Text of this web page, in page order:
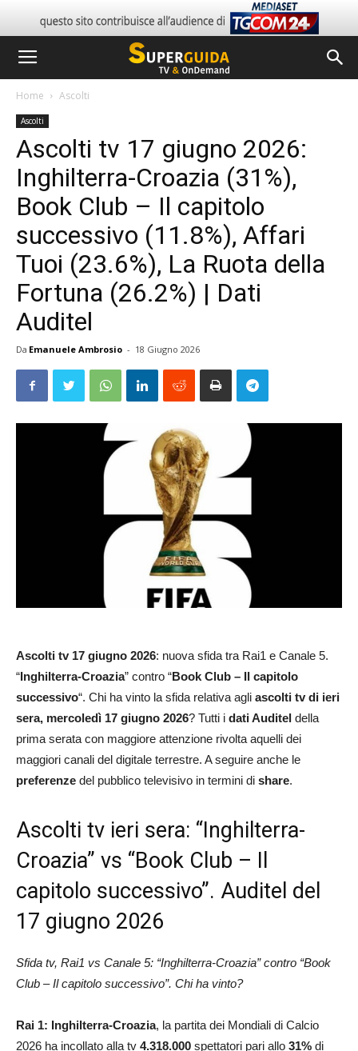
Home Ascolti
Ascolti
Ascolti tv 17 giugno 2026:
Inghilterra-Croazia (31%),
Book Club – Il capitolo
successivo (11.8%), Affari
Tuoi (23.6%), La Ruota della
Fortuna (26.2%) | Dati
Auditel
Da Emanuele Ambrosio - 18 Giugno 2026
Ascolti tv17 giugno 2026: nuova sfida tra Rai1 e Canale 5.
“Inghilterra-Croazia” contro “Book Club – Il capitolo
successivo“. Chi ha vinto la sfida relativa agli ascolti tv di ieri
sera, mercoledì 17 giugno 2026? Tutti i dati Auditel della
prima serata con maggiore attenzione rivolta aquelli dei
maggiori canali del digitale terrestre. A seguire anche le
preferenze del pubblico televisivo in termini di share.
Ascolti tv ieri sera: “Inghilterra-
Croazia” vs “Book Club – Il
capitolo successivo”. Auditel del
17 giugno 2026
Sfida tv, Rai1 vs Canale 5: “Inghilterra-Croazia” contro “Book
Club – Il capitolo successivo”. Chi ha vinto?
Rai 1: Inghilterra-Croazia, la partita dei Mondiali di Calcio
2026 ha incollato alla tv 4.318.000 spettatori pari allo 31% di